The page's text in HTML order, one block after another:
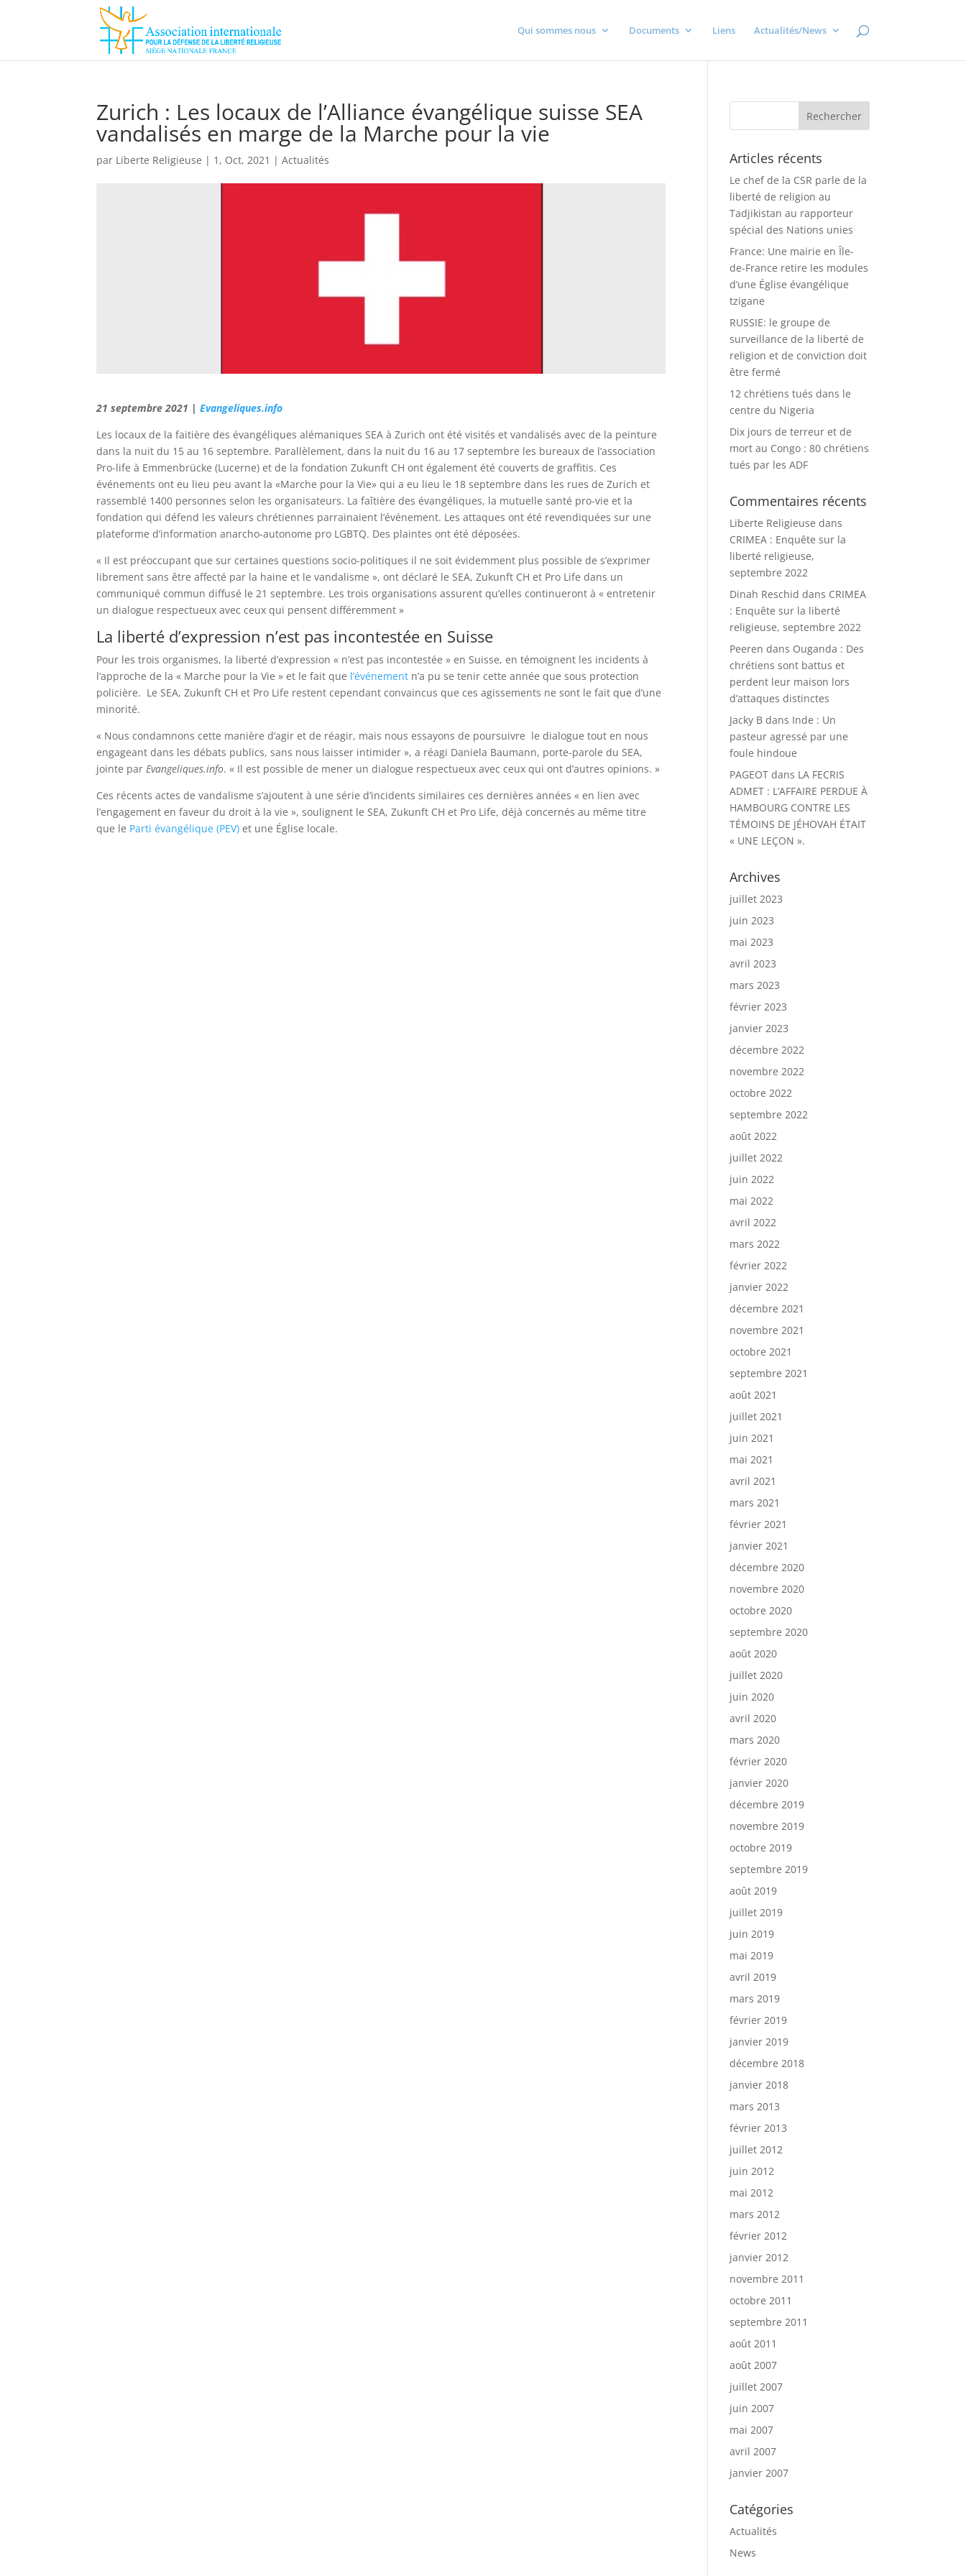
Qui sommes nous Documents Liens Actualités/News
Zurich : Les locaux de l’Alliance évangélique suisse SEA
vandalisés en marge de la Marche pour la vie
par Liberte Religieuse | 1, Oct, 2021 |Actualités
21 septembre 2021 |Evangeliques.info
Les locaux de la faitière des évangéliques alémaniques SEA à Zurich ont été visités et vandalisés avec de la peinture
dans la nuit du 15 au 16 septembre. Parallèlement, dans la nuit du 16 au 17 septembre les bureaux de l’association
Pro-life à Emmenbrücke (Lucerne) et de la fondation Zukunft CH ont également été couverts de graffitis. Ces
événements ont eu lieu peu avant la «Marche pour la Vie» qui a eu lieu le 18 septembre dans les rues de Zurich et
rassemblé 1400 personnes selon les organisateurs. La faîtière des évangéliques, la mutuelle santé pro-vie et la
fondation qui défend les valeurs chrétiennes parrainaient l’événement. Les attaques ont été revendiquées sur une
plateforme d’information anarcho-autonome pro LGBTQ. Des plaintes ont été déposées.
« Il est préoccupant que sur certaines questions socio-politiques il ne soit évidemment plus possible de s’exprimer
librement sans être affecté par la haine et le vandalisme », ont déclaré le SEA, Zukunft CH et Pro Life dans un
communiqué commun diffusé le 21 septembre. Les trois organisations assurent qu’elles continueront à « entretenir
un dialogue respectueux avec ceux qui pensent différemment »
La liberté d’expression n’est pas incontestée en Suisse
Pour les trois organismes, la liberté d’expression « n’est pas incontestée » en Suisse, en témoignent les incidents à
l’approche de la « Marche pour la Vie » et le fait que l’événement n’a pu se tenir cette année que sous protection
policière. Le SEA, Zukunft CH et Pro Life restent cependant convaincus que ces agissements ne sont le fait que d’une
minorité.
« Nous condamnons cette manière d’agir et de réagir, mais nous essayons de poursuivre le dialogue tout en nous
engageant dans les débats publics, sans nous laisser intimider », a réagi Daniela Baumann, porte-parole du SEA,
jointe par Evangeliques.info. « Il est possible de mener un dialogue respectueux avec ceux qui ont d’autres opinions. »
Ces récents actes de vandalisme s’ajoutent à une série d’incidents similaires ces dernières années « en lien avec
l’engagement en faveur du droit à la vie », soulignent le SEA, Zukunft CH et Pro Life, déjà concernés au même titre
que le Parti évangélique (PEV) et une Église locale.
Articles récents
Le chef de la CSR parle de la
liberté de religion au
Tadjikistan au rapporteur
spécial des Nations unies
France: Une mairie en Île-
de-France retire les modules
d’une Église évangélique
tzigane
RUSSIE: le groupe de
surveillance de la liberté de
religion et de conviction doit
être fermé
12 chrétiens tués dans le
centre du Nigeria
Dix jours de terreur et de
mort au Congo : 80 chrétiens
tués par les ADF
Commentaires récents
Liberte Religieuse dans
CRIMEA : Enquête sur la
liberté religieuse,
septembre 2022
Dinah Reschid dans CRIMEA
: Enquête sur la liberté
religieuse, septembre 2022
Peeren dans Ouganda : Des
chrétiens sont battus et
perdent leur maison lors
d’attaques distinctes
Jacky B dans Inde : Un
pasteur agressé par une
foule hindoue
PAGEOT dans LA FECRIS
ADMET : L’AFFAIRE PERDUE À
HAMBOURG CONTRE LES
TÉMOINS DE JÉHOVAH ÉTAIT
« UNE LEÇON ».
Archives
juillet 2023
juin 2023
mai 2023
avril 2023
mars 2023
février 2023
janvier 2023
décembre 2022
novembre 2022
octobre 2022
septembre 2022
août 2022
juillet 2022
juin 2022
mai 2022
avril 2022
mars 2022
février 2022
janvier 2022
décembre 2021
novembre 2021
octobre 2021
septembre 2021
août 2021
juillet 2021
juin 2021
mai 2021
avril 2021
mars 2021
février 2021
janvier 2021
décembre 2020
novembre 2020
octobre 2020
septembre 2020
août 2020
juillet 2020
juin 2020
avril 2020
mars 2020
février 2020
janvier 2020
décembre 2019
novembre 2019
octobre 2019
septembre 2019
août 2019
juillet 2019
juin 2019
mai 2019
avril 2019
mars 2019
février 2019
janvier 2019
décembre 2018
janvier 2018
mars 2013
février 2013
juillet 2012
juin 2012
mai 2012
mars 2012
février 2012
janvier 2012
novembre 2011
octobre 2011
septembre 2011
août 2011
août 2007
juillet 2007
juin 2007
mai 2007
avril 2007
janvier 2007
Catégories
Actualités
News